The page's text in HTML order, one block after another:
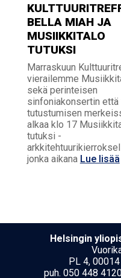
BELLA MIAH JA
MUSIIKKITALO
TUTUKSI
Marraskuun
vierailemme
sekä perinteisen
sinfoniakonsertin että
tutustumisen
alkaa klo 17
tutuksi -
jonka aikana Lue lisää
Hel­sin­gin
PL 4,
puh. 050 448